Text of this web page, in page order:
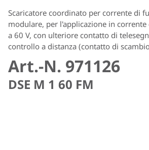
Scaricatore coordinato per corrente di
modulare, per l'applicazione in
a 60 V, con ulteriore contatto di
controllo a distanza (contatto di
Art.-N. 971126
DSE M 1 60 FM